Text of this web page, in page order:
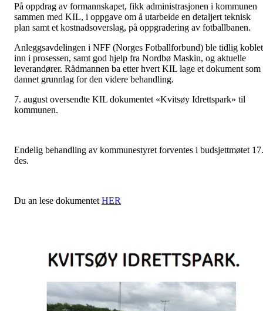
På oppdrag av formannskapet, fikk administrasjonen i kommunen
sammen med KIL, i oppgave om å utarbeide en detaljert teknisk
plan samt et kostnadsoverslag, på oppgradering av fotballbanen.
Anleggsavdelingen i NFF (Norges Fotballforbund) ble tidlig koblet
inn i prosessen, samt god hjelp fra Nordbø Maskin, og aktuelle
leverandører. Rådmannen ba etter hvert KIL lage et dokument som
dannet grunnlag for den videre behandling.
7. august oversendte KIL dokumentet «Kvitsøy Idrettspark» til
kommunen.
Endelig behandling av kommunestyret forventes i budsjettmøtet 17.
des.
Du an lese dokumentet HER